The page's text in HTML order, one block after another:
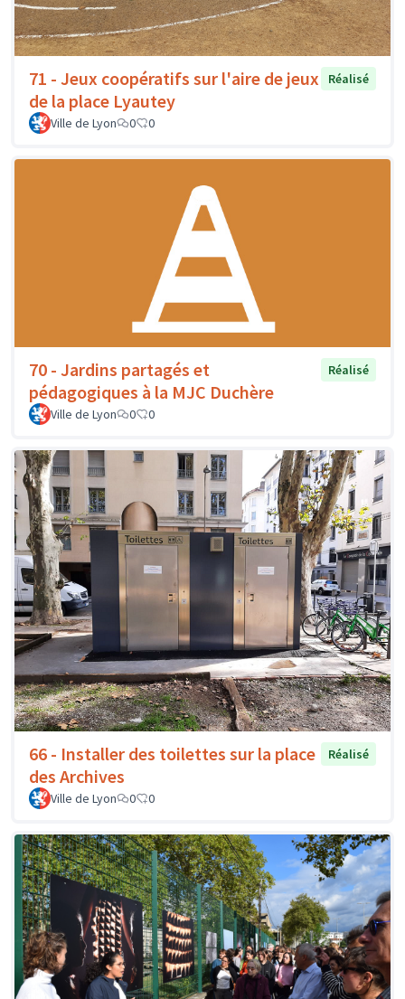
71 - Jeux coopératifs sur l'aire de jeux
de la place Lyautey
Réalisé
Ville de Lyon 0 0
70 - Jardins partagés et
pédagogiques à la MJC Duchère
Réalisé
Ville de Lyon 0 0
66 - Installer des toilettes sur la place
des Archives
Réalisé
Ville de Lyon 0 0